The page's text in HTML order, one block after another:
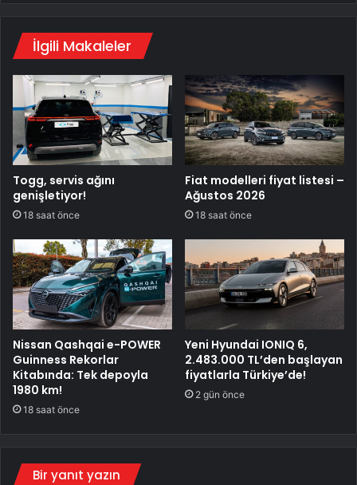
İlgili Makaleler
Togg, servis ağını
genişletiyor!
18 saat önce
Fiat modelleri fiyat listesi –
Ağustos 2026
18 saat önce
Nissan Qashqai e-POWER
Guinness Rekorlar
Kitabında: Tek depoyla
1980 km!
18 saat önce
Yeni Hyundai IONIQ 6,
2.483.000 TL’den başlayan
fiyatlarla Türkiye’de!
2 gün önce
Bir yanıt yazın